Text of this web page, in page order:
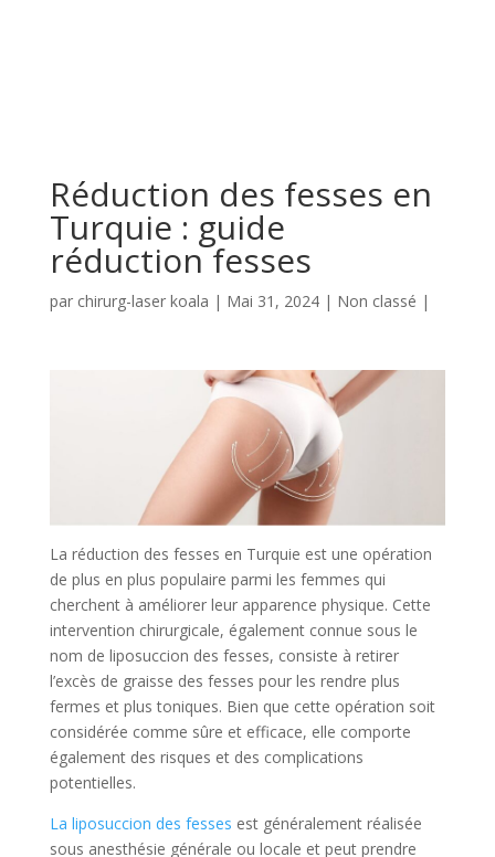
Réduction des fesses en
Turquie : guide
réduction fesses
par chirurg-laser koala | Mai 31, 2024| Non classé |
La réduction des fesses en Turquie est une opération
de plus en plus populaire parmi les femmes qui
cherchent à améliorer leur apparence physique. Cette
intervention chirurgicale, également connue sous le
nom de liposuccion des fesses, consiste à retirer
l’excès de graisse des fesses pour les rendre plus
fermes et plus toniques. Bien que cette opération soit
considérée comme sûre et efficace, elle comporte
également des risques et des complications
potentielles.
La liposuccion des fesses est généralement réalisée
sous anesthésie générale ou locale et peut prendre